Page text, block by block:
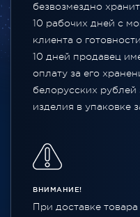
безвозмездно
10 рабочих дней с
клиента о
10 дней продавец
оплату за его
белорусских рублей
изделия в упаковке
ВНИМАНИЕ!
При доставке